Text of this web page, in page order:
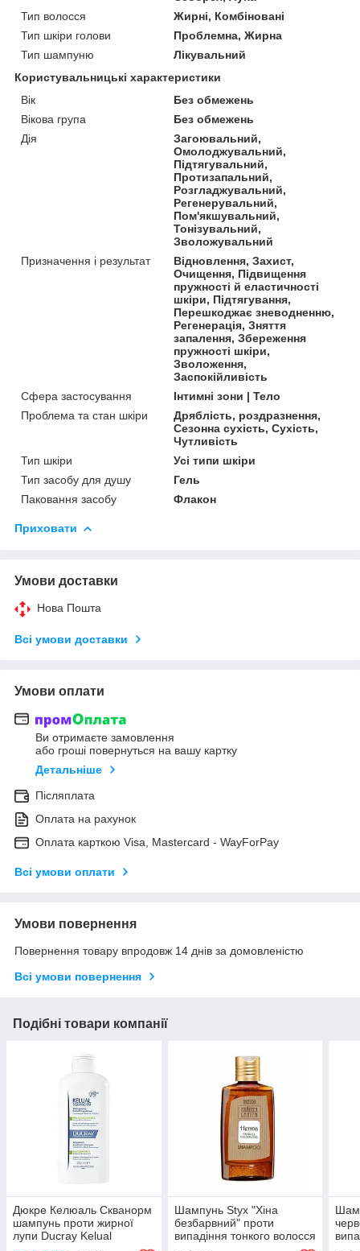
Тип волосся
Жирні, Комбіновані
Тип шкіри голови
Проблемна, Жирна
Тип шампуню
Лікувальний
Користувальницькі характеристики
Вік
Без обмежень
Вікова група
Без обмежень
Дія
Загоювальний,
Омолоджувальний,
Підтягувальний,
Протизапальний,
Розгладжувальний,
Регенерувальний,
Пом'якшувальний,
Тонізувальний,
Зволожувальний
Призначення і результат
Відновлення, Захист,
Очищення, Підвищення
пружності й еластичності
шкіри, Підтягування,
Перешкоджає зневодненню,
Регенерація, Зняття
запалення, Збереження
пружності шкіри,
Зволоження,
Заспокійливість
Сфера застосування
Інтимні зони | Тело
Проблема та стан шкіри
Дряблість, роздразнення,
Сезонна сухість, Сухість,
Чутливість
Тип шкіри
Усі типи шкіри
Тип засобу для душу
Гель
Паковання засобу
Флакон
Приховати
Умови доставки
Нова Пошта
Всі умови доставки
Умови оплати
Ви отримаєте замовлення
або гроші повернуться на вашу картку
Детальніше
Післяплата
Оплата на рахунок
Оплата карткою Visa, Mastercard - WayForPay
Всі умови оплати
Умови повернення
Повернення товару впродовж 14 днів за домовленістю
Всі умови повернення
Подібні товари компанії
Дюкре Келюаль Скванорм
шампунь проти жирної
лупи Ducray Kelual
Шампунь Styx "Хіна
безбарвний" проти
випадіння тонкого волосся